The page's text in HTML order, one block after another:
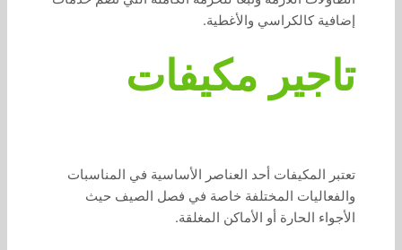
إضافية كالكراسي والأغطية.
تاجير مكيفات
تعتبر المكيفات أحد العناصر الأساسية في المناسبات
والفعاليات المختلفة خاصة في فصل الصيف حيث
الأجواء الحارة أو الأماكن المغلقة.